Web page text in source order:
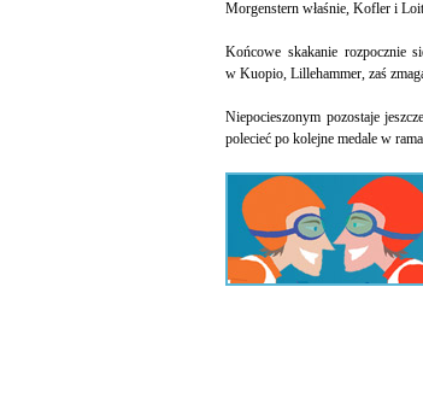
Morgenstern właśnie, Kofler i
Końcowe skakanie rozpocznie
w Kuopio, Lillehammer, zaś
Niepocieszonym pozostaje
polecieć po kolejne medale w